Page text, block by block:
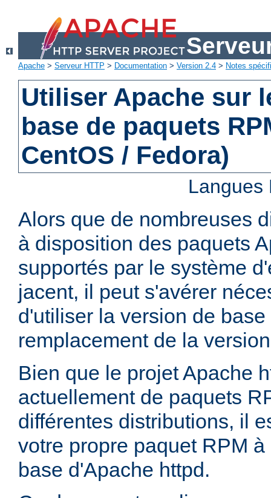
Apache > Serveur HTTP > Documentation > Version 2.4 > Notes
Utiliser Apache sur
base de paquets
CentOS / Fedora)
Alors que de nombreuses
à disposition des paquets
supportés par le système
jacent, il peut s'avérer
d'utiliser la version de
remplacement de la
Bien que le projet Apache
actuellement de paquets
différentes distributions, il
votre propre paquet RPM
base d'Apache httpd.